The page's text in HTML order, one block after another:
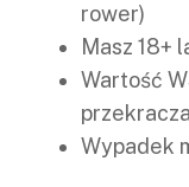
rower)
Masz 18+
Wartość
Wypadek